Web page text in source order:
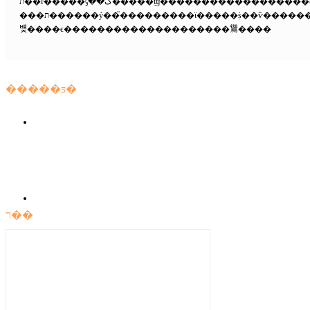
���ת������ý��֮���������ϊ�����ṩ��ѷ���������ȩ��λ����˲����ڱ������������
뱾����ϵ��������������������䳷����
�����ƽ�
ר��